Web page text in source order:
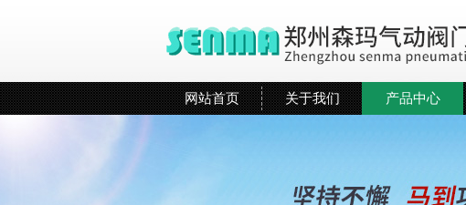
网站首页 关于我们 产品中心